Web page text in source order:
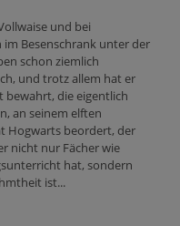
und bei
Besenschrank unter der
schon ziemlich
und trotz allem hat er
bewahrt, die eigentlich
an seinem elften
Hogwarts beordert, der
nicht nur Fächer wie
hat, sondern
ist...